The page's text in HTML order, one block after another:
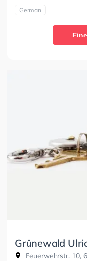
German
Grünewald
Feuerwehrstr. 10,